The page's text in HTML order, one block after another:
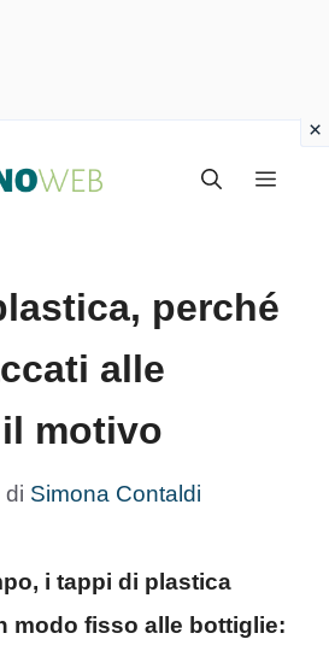
Menu
perché
alle
motivo
di Simona Contaldi
i tappi di plastica
modo fisso alle bottiglie: